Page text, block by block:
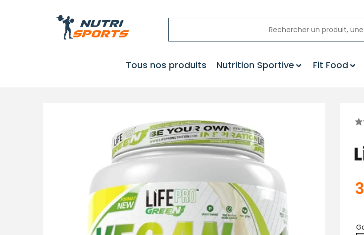
Tous nos produits Nutrition Sportive Fit Food